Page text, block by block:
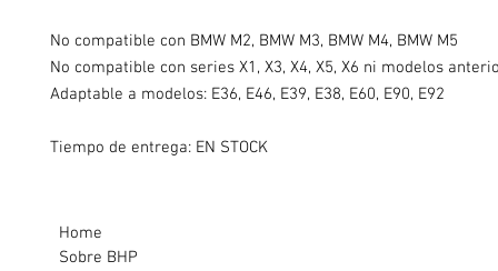
No compatible con BMW M2, BMW M3, BMW M4, BMW M5
No compatible con series X1, X3, X4, X5, X6 ni modelos
Adaptable a modelos: E36, E46, E39, E38, E60, E90, E92
Tiempo de entrega: EN STOCK
Home
Sobre BHP